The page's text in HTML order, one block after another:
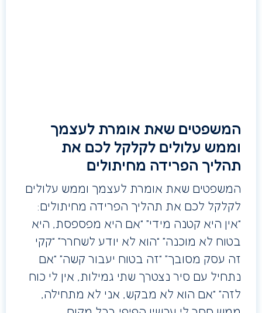
המשפטים שאת אומרת לעצמך
וממש עלולים לקלקל לכם את
תהליך הפרידה מחיתולים
המשפטים שאת אומרת לעצמך וממש עלולים
לקלקל לכם את תהליך הפרידה מחיתולים:
“אין היא קטנה מידי” “אם היא מפספסת, היא
בטוח לא מוכנה” “הוא לא יודע לשחרר” “קקי
זה עסק מסובך” “זה בטוח יעבור קשה” “אם
נתחיל עם סיר נצטרך שתי גמילות, אין לי כוח
לזה” “אם הוא לא מבקש, אני לא מתחילה,